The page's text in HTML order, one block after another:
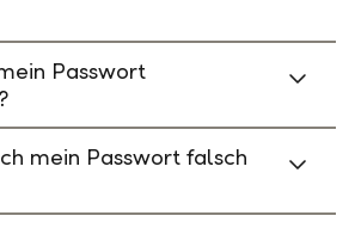
Passwort
mein Passwort falsch